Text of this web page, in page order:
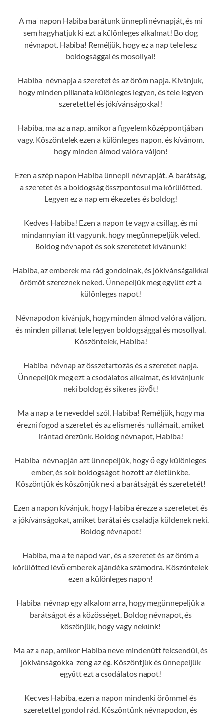
A mai napon Habiba barátunk ünnepli névnapját, és mi
sem hagyhatjuk ki ezt a különleges alkalmat! Boldog
névnapot, Habiba! Reméljük, hogy ez a nap tele lesz
boldogsággal és mosollyal!
Habiba névnapja a szeretet és az öröm napja. Kívánjuk,
hogy minden pillanata különleges legyen, és tele legyen
szeretettel és jókívánságokkal!
Habiba, ma az a nap, amikor a figyelem középpontjában
vagy. Köszöntelek ezen a különleges napon, és kívánom,
hogy minden álmod valóra váljon!
Ezen a szép napon Habiba ünnepli névnapját. A barátság,
a szeretet és a boldogság összpontosul ma körülötted.
Legyen ez a nap emlékezetes és boldog!
Kedves Habiba! Ezen a napon te vagy a csillag, és mi
mindannyian itt vagyunk, hogy megünnepeljük veled.
Boldog névnapot és sok szeretetet kívánunk!
Habiba, az emberek ma rád gondolnak, és jókívánságaikkal
örömöt szereznek neked. Ünnepeljük meg együtt ezt a
különleges napot!
Névnapodon kívánjuk, hogy minden álmod valóra váljon,
és minden pillanat tele legyen boldogsággal és mosollyal.
Köszöntelek, Habiba!
Habiba névnap az összetartozás és a szeretet napja.
Ünnepeljük meg ezt a csodálatos alkalmat, és kívánjunk
neki boldog és sikeres jövőt!
Ma a nap a te neveddel szól, Habiba! Reméljük, hogy ma
érezni fogod a szeretet és az elismerés hullámait, amiket
irántad érezünk. Boldog névnapot, Habiba!
Habiba névnapján azt ünnepeljük, hogy ő egy különleges
ember, és sok boldogságot hozott az életünkbe.
Köszöntjük és köszönjük neki a barátságát és szeretetét!
Ezen a napon kívánjuk, hogy Habiba érezze a szeretetet és
a jókívánságokat, amiket barátai és családja küldenek neki.
Boldog névnapot!
Habiba, ma a te napod van, és a szeretet és az öröm a
körülötted lévő emberek ajándéka számodra. Köszöntelek
ezen a különleges napon!
Habiba névnap egy alkalom arra, hogy megünnepeljük a
barátságot és a közösséget. Boldog névnapot, és
köszönjük, hogy vagy nekünk!
Ma az a nap, amikor Habiba neve mindenütt felcsendül, és
jókívánságokkal zeng az ég. Köszöntjük és ünnepeljük
együtt ezt a csodálatos napot!
Kedves Habiba, ezen a napon mindenki örömmel és
szeretettel gondol rád. Köszöntünk névnapodon, és